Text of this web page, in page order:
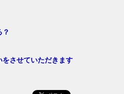
させていただきます